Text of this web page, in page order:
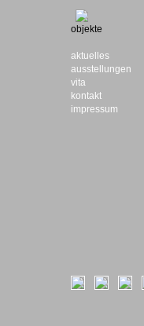
objekte
aktuelles
ausstellungen
vita
kontakt
impressum